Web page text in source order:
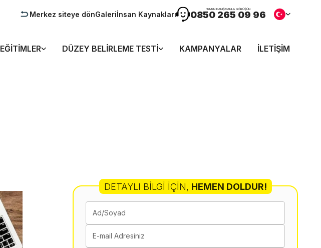
Merkez siteye dönGaleriİnsan Kaynakları
HEMEN DANIŞMANLA GÖRÜŞÜN
0850 265 09 96
EĞITIMLER DÜZEY BELIRLEME TESTI KAMPANYALAR İLETIŞIM
DETAYLI BILGI İÇIN, HEMEN DOLDUR!
Ad/Soyad
E-mail Adresiniz